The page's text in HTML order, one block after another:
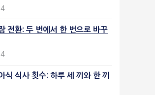
전환: 두 번에서 한 번으로 바꾸
식 식사 횟수: 하루 세 끼와 한 끼